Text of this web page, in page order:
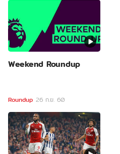
Weekend Roundup
Roundup 26 ก.ย. 60